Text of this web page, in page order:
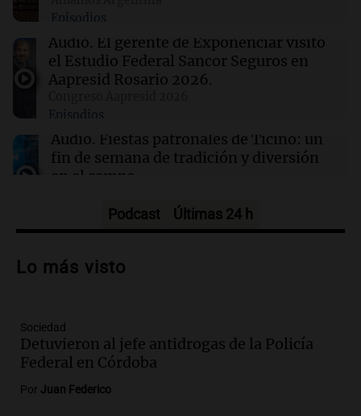
23:53 La Cadena del Gol
Belgrano empató sin goles ante Tigre con un
dramático desenlace: Cardozo atajó un
Episodios
Audio. El gerente de Exponenciar visitó
el Estudio Federal Sancor Seguros en
Aapresid Rosario 2026.
Episodios
Audio. Fiestas patronales de Ticino: un
fin de semana de tradición y diversión
en el campo
Audio.Preparativos para la feria en La
de apertura
Audio.
lluvias, senadores manifiestan
oposición a ley de tierras
Panorama Federal
Podcast Últimas 24 h
Lo más visto
Sociedad
Detuvieron al jefe antidrogas de la Policía
Federal en Córdoba
Por Juan Federico